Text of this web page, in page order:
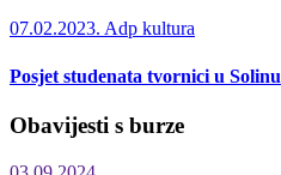
07.02.2023. Adp kultura
Posjet studenata tvornici u Solinu
Obavijesti s burze